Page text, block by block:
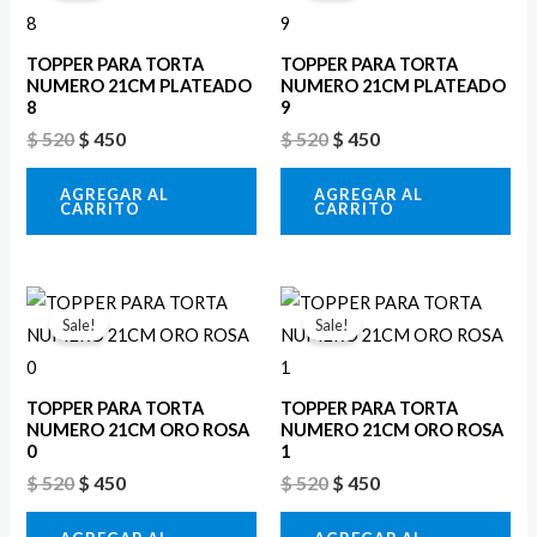
TOPPER PARA TORTA
NUMERO 21CM PLATEADO
8
$520$ 450
AGREGAR AL
CARRITO
TOPPER PARA TORTA
NUMERO 21CM PLATEADO
9
$520 $ 450
AGREGAR AL
CARRITO
Sale!
TOPPER PARA TORTA
NUMERO 21CM ORO ROSA
0
$520
El
precio
original
$ 450
El
actual
Sale!
TOPPER PARA TORTA
NUMERO 21CM ORO ROSA
1
$520
El
precio
original
$ 450
El
actual